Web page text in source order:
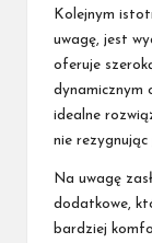
Kolejnym
uwagę, jest
oferuje
dynamicznym
idealne
nie rezygnując
Na uwagę
dodatkowe,
bardziej